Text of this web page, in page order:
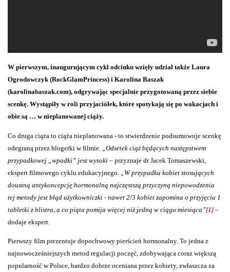
W pierwszym, inaugurującym cykl odcinku wzięły udział także Laura
Ogrodowczyk (RockGlamPrincess) i Karolina Baszak
(karolinabaszak.com), odgrywając specjalnie przygotowaną przez siebie
scenkę. Wystąpiły w roli przyjaciółek, które spotykają się po wakacjach i
obie są … w nieplanowanej ciąży.
Co druga ciąża to ciąża nieplanowana - to stwierdzenie podsumowuje scenkę
odegraną przez blogerki w filmie.
„Odsetek ciąż będących następstwem
przypadkowej „wpadki” jest wysoki – przyznaje dr Jacek Tomaszewski,
ekspert filmowego cyklu edukacyjnego.
„W przypadku kobiet stosujących
doustną antykoncepcję hormonalną najczęstszą przyczyną niepowodzenia
tej metody jest błąd użytkowniczki - nawet 2/3 kobiet zapomina o przyjęciu 1
tabletki z blistra, a co piąta pomija więcej niż jedną w ciągu miesiąca”[1] –
dodaje ekspert.
Pierwszy film prezentuje dopochwowy pierścień hormonalny. To jedna z
najnowocześniejszych metod regulacji poczęć, zdobywająca coraz większą
popularność w Polsce, bardzo dobrze oceniana przez kobiety, zwłaszcza za